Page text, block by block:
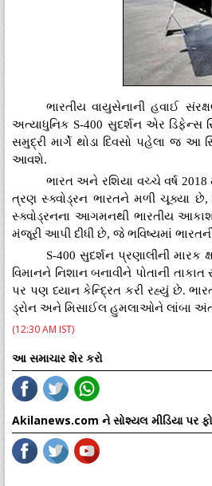
ભારતીય વાયુસેનાની હવાઈ
અત્યાધુનિક S-400 સુદર્શન એર ડિફેન્સ
સમુદ્રી માર્ગે થોડા દિવસો પહેલા જ
આવશે.
ભારત અને રશિયા વચ્ચે વર્ષ
ત્રણ સ્ક્વોડ્રન ભારતને મળી ચૂક્યા
સ્ક્વોડ્રનના આગમનથી ભારતીય
મંજૂરી આપી દીધી છે, જે ભવિષ્યમાં
S-400 સુદર્શન પ્રણાલીની
વિમાનને નિશાન બનાવીને પોતાની
પર પણ ધ્યાન કેન્દ્રિત કરી રહ્યું છે.
ડ્રોન અને મિસાઈલ હુમલાઓને લાંબા
(12:30 AM IST)
આ સમાચાર શેર કરો
Akilanews.com ને સોશ્યલ મીડિયા પર